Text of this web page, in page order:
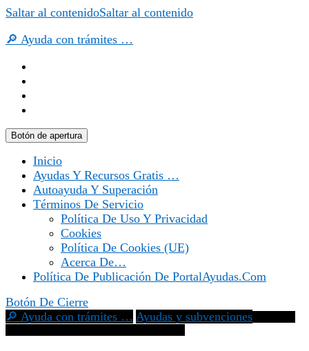
Saltar al contenidoSaltar al contenido
🔎 Ayuda con trámites …
Botón de apertura
Inicio
Ayudas Y Recursos Gratis …
Autoayuda Y Superación
Términos De Servicio
Política De Uso Y Privacidad
Cookies
Política De Cookies (UE)
Acerca De…
Política De Publicación De PortalAyudas.com
Botón De Cierre
🔎 Ayuda con trámites … Ayudas y subvenciones